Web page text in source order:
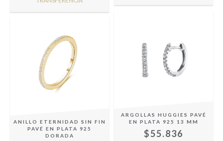
ANILLO ETERNIDAD SIN FIN
PAVÉ EN PLATA 925
DORADA
ARGOLLAS HUGGIES PAVÉ
EN PLATA 925 13 MM
$55.836